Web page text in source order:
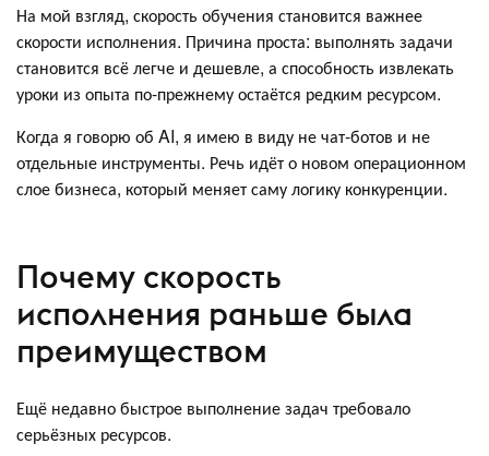
На мой взгляд, скорость обучения становится важнее
скорости исполнения. Причина проста: выполнять задачи
становится всё легче и дешевле, а способность извлекать
уроки из опыта по-прежнему остаётся редким ресурсом.
Когда я говорю об AI, я имею в виду не чат-ботов и не
отдельные инструменты. Речь идёт о новом операционном
слое бизнеса, который меняет саму логику конкуренции.
Почему скорость
исполнения раньше была
преимуществом
Ещё недавно быстрое выполнение задач требовало
серьёзных ресурсов.